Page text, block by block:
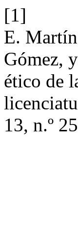
[1]
E.
Gómez,
ético de
13, n.º